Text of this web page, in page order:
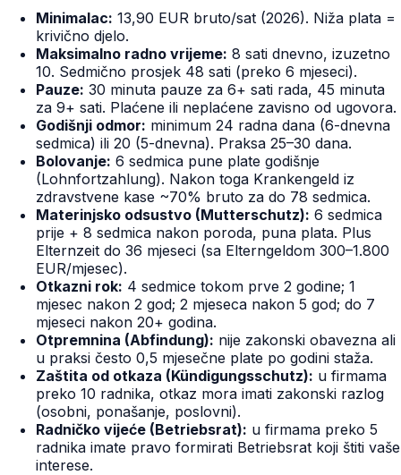
Minimalac: 13,90 EUR bruto/sat (2026). Niža plata =
krivično djelo.
Maksimalno radno vrijeme: 8 sati dnevno, izuzetno
10. Sedmično prosjek 48 sati (preko 6 mjeseci).
Pauze: 30 minuta pauze za 6+ sati rada, 45 minuta
za 9+ sati. Plaćene ili neplaćene zavisno od ugovora.
Godišnji odmor: minimum 24 radna dana (6-dnevna
sedmica) ili 20 (5-dnevna). Praksa 25–30 dana.
Bolovanje: 6 sedmica pune plate godišnje
(Lohnfortzahlung). Nakon toga Krankengeld iz
zdravstvene kase ~70% bruto za do 78 sedmica.
Materinjsko odsustvo (Mutterschutz): 6 sedmica
prije + 8 sedmica nakon poroda, puna plata. Plus
Elternzeit do 36 mjeseci (sa Elterngeldom 300–1.800
EUR/mjesec).
Otkazni rok: 4 sedmice tokom prve 2 godine; 1
mjesec nakon 2 god; 2 mjeseca nakon 5 god; do 7
mjeseci nakon 20+ godina.
Otpremnina (Abfindung): nije zakonski obavezna ali
u praksi često 0,5 mjesečne plate po godini staža.
Zaštita od otkaza (Kündigungsschutz): u firmama
preko 10 radnika, otkaz mora imati zakonski razlog
(osobni, ponašanje, poslovni).
Radničko vijeće (Betriebsrat): u firmama preko 5
radnika imate pravo formirati Betriebsrat koji štiti vaše
interese.